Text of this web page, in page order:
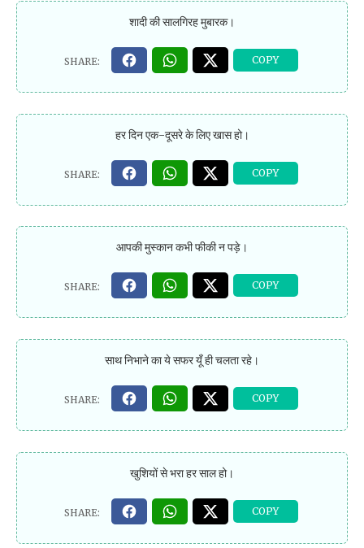
शादी की सालगिरह मुबारक।
हर दिन एक-दूसरे के लिए खास हो।
आपकी मुस्कान कभी फीकी न पड़े।
साथ निभाने का ये सफर यूँ ही चलता रहे।
खुशियों से भरा हर साल हो।